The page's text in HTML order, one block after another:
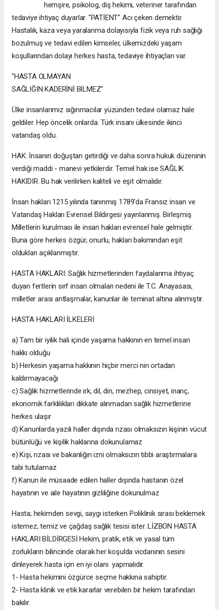
hemşire, psikolog, diş hekimi, veteriner tarafından
tedaviye ihtiyaç duyarlar. "PATİENT" Acı çeken demektir.
Hastalık, kaza veya yaralanma dolayısıyla fizik veya ruh sağlığı
bozulmuş ve tedavi edilen kimseler, ülkemizdeki yaşam
koşullarından dolayı herkes hasta, tedaviye ihtiyaçları var.
"HASTA OLMAYAN
SAĞLIĞIN KADERİNİ BİLMEZ"
Ülke insanlarımız sığınmacılar yüzünden tedavi olamaz hale
geldiler. Hep öncelik onlarda. Türk insanı ülkesinde ikinci
vatandaş oldu.
HAK: İnsanın doğuştan getirdiği ve daha sonra hukuk düzeninin
verdiği maddi - manevi yetkilerdir. Temel hak ise SAĞLIK
HAKIDIR. Bu hak verilirken kaliteli ve eşit olmalıdır.
İnsan hakları 1215 yılında tanınmış 1789'da Fransız insan ve
Vatandaş Hakları Evrensel Bildirgesi yayınlanmış. Birleşmiş
Milletlerin kurulması ile insan hakları evrensel hale gelmiştir.
Buna göre herkes özgür, onurlu, hakları bakımından eşit
oldukları açıklanmıştır.
HASTA HAKLARI: Sağlık hizmetlerinden faydalanma ihtiyaç
duyan fertlerin sırf insan olmaları nedeni ile T.C. Anayasası,
milletler arası antlaşmalar, kanunlar ile teminat altına alınmıştır.
HASTA HAKLARI İLKELERİ
a) Tam bir iyilik hali içinde yaşama hakkının en temel insan
hakkı olduğu
b) Herkesin yaşama hakkının hiçbir merci nin ortadan
kaldırmayacağı
c) Sağlık hizmetlerinde ırk, dil, din, mezhep, cinsiyet, inanç,
ekonomik farklılıkları dikkate alınmadan sağlık hizmetlerine
herkes ulaşır
d) Kanunlarda yazılı haller dışında rızası olmaksızın kişinin vücut
bütünlüğü ve kişilik haklarına dokunulamaz
e) Kişi, rızası ve bakanlığın izni olmaksızın tıbbi araştırmalara
tabi tutulamaz
f) Kanun ile müsaade edilen haller dışında hastanın özel
hayatının ve aile hayatının gizliliğine dokunulmaz
Hasta; hekimden sevgi, saygı isterken Poliklinik sırası beklemek
istemez, temiz ve çağdaş sağlık tesisi ister. LİZBON HASTA
HAKLARI BİLDİRGESİ Hekim, pratik, etik ve yasal tüm
zorlukların bilincinde olarak her koşulda vicdanının sesini
dinleyerek hasta için en iyi olanı yapmalıdır.
1- Hasta hekimini özgürce seçme hakkına sahiptir.
2- Hasta klinik ve etik kararlar verebilen bir hekim tarafından
bakılır.